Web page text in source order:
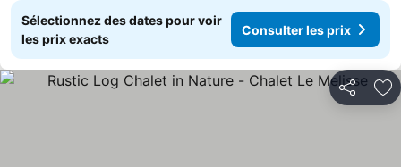
Sélectionnez des dates pour voir
les prix exacts
Consulter les prix
Partager